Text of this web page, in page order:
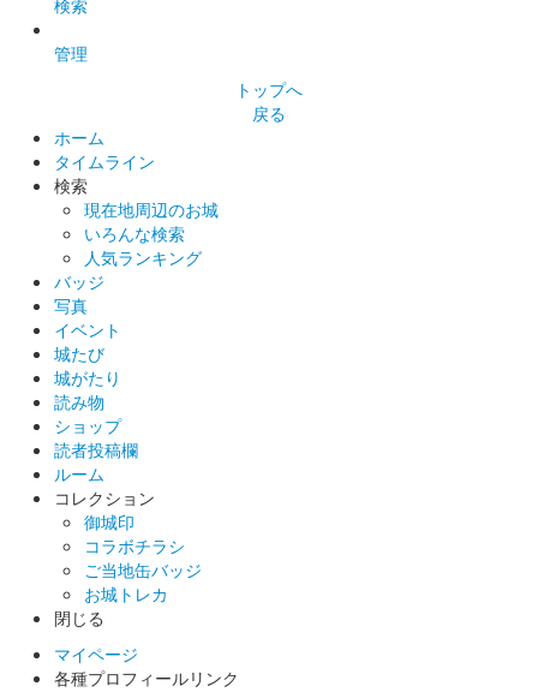
丸岡城 御城印
2024限定版
2024年10月12、13日に開催された「出張！お城EXPO in 坂井・
丸岡城 2024」の出張！お城EXPO in 坂井・丸岡城実行委員会ブ
ースにて販売された御城印。
丸岡城 御城印
販売終了
丸岡城 御城印
上）
販売終了
丸岡城 御城印
検索
管理
トップへ
戻る
ホーム
タイムライン
検索
現在地周辺のお城
いろんな検索
人気ランキング
バッジ
写真
イベント
城たび
城がたり
読み物
ショップ
読者投稿欄
ルーム
コレクション
御城印
コラボチラシ
ご当地缶バッジ
お城トレカ
閉じる
マイページ
各種プロフィールリンク